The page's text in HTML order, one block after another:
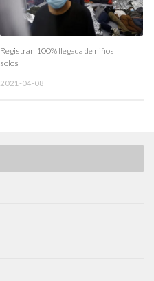
Registran 100% llegada de niños
solos
2021-04-08